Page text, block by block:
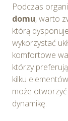
Podczas
domu, warto
którą
wykorzystać
komfortowe
którzy
kilku
może
dynamikę.